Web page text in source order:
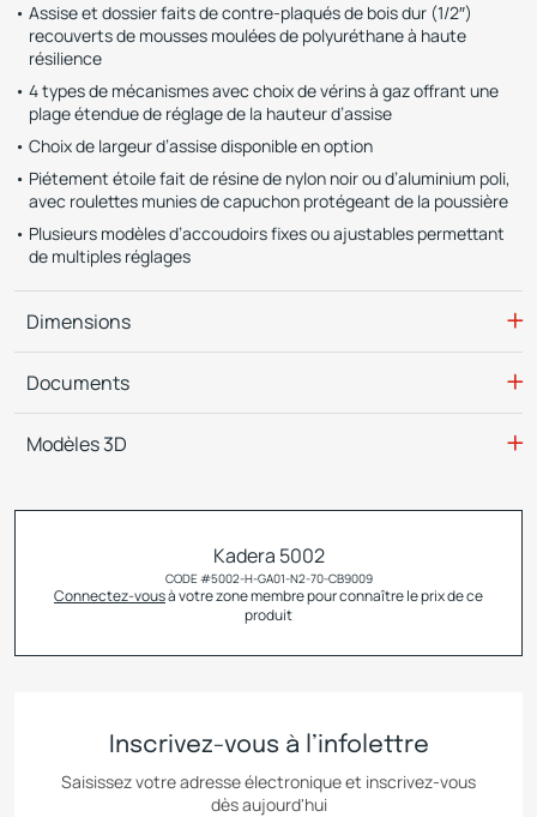
Assise et dossier faits de contre-plaqués de bois dur (1/2″)
recouverts de mousses moulées de polyuréthane à haute
résilience
4 types de mécanismes avec choix de vérins à gaz offrant une
plage étendue de réglage de la hauteur d’assise
Choix de largeur d’assise disponible en option
Piétement étoile fait de résine de nylon noir ou d’aluminium poli,
avec roulettes munies de capuchon protégeant de la poussière
Plusieurs modèles d’accoudoirs fixes ou ajustables permettant
de multiples réglages
Dimensions
Documents
Modèles 3D
Kadera 5002
CODE #5002-H-GA01-N2-70-CB9009
Connectez-vousà votre zone membre pour connaître le prix de ce
produit
Inscrivez-vous à l’infolettre
Saisissez votre adresse électronique et inscrivez-vous
dès aujourd'hui